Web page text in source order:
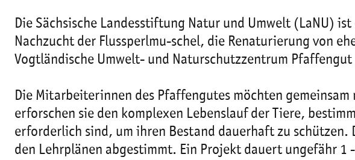
Die Sächsische Landesstiftung Natur und Umwelt (LaNU)
Nachzucht der Flussperlmu-schel, die Renaturierung von
Vogtländische Umwelt- und Naturschutzzentrum
Die Mitarbeiterinnen des Pfaffengutes möchten
erforschen sie den komplexen Lebenslauf der Tiere,
erforderlich sind, um ihren Bestand dauerhaft zu
den Lehrplänen abgestimmt. Ein Projekt dauert ungefähr